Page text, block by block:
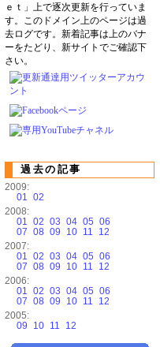
ｅｔ」上で逐次更新を行っていま
す。このドメイン上のページは過
去ログです。新着記事は上のバナ
ーをたどり、新サイトでご確認下
さい。
過去の記事
2009:
01 02
2008:
01 02 03 04 05 06
07 08 09 10 11
12
2007:
01 02 03 04 05 06
07 08 09 10 11
12
2006:
01 02 03 04 05 06
07 08 09 10 11
12
2005:
09
10 11 12